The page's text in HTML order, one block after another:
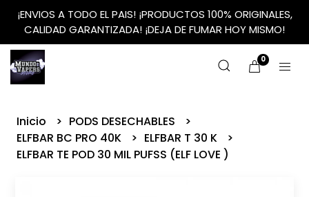
¡ENVIOS A TODO EL PAIS! ¡PRODUCTOS 100% ORIGINALES,
CALIDAD GARANTIZADA! ¡DEJA DE FUMAR HOY MISMO!
0
Inicio
PODS DESECHABLES
ELFBAR BC PRO 40K
ELFBAR T 30 K
ELFBAR TE POD 30 MIL PUFSS (ELF LOVE )